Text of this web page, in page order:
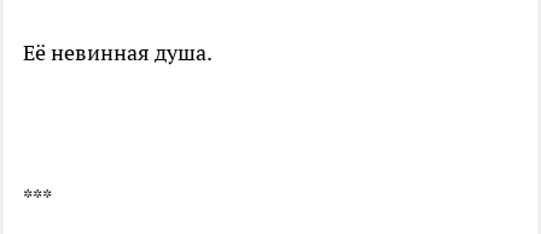
Её невинная душа.
***